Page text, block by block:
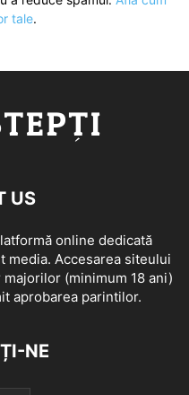
tale.
US
online dedicată
Accesarea siteului
(minimum 18 ani)
aprobarea parintilor.
NE